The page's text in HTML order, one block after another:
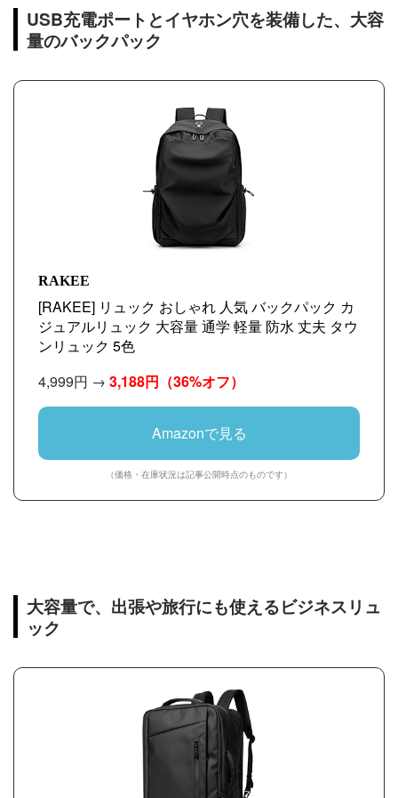
USB充電ポートとイヤホン穴を装備した、大容
量のバックパック
RAKEE
[RAKEE] リュック おしゃれ 人気 バックパック カ
ジュアルリュック 大容量 通学 軽量 防水 丈夫 タウ
ンリュック 5色
4,999円 → 3,188円 （36%オフ）
Amazonで見る
（価格・在庫状況は記事公開時点のものです）
大容量で、出張や旅行にも使えるビジネスリュ
ック